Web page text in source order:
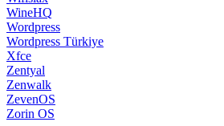
WineHQ
Wordpress
Wordpress Türkiye
Xfce
Zentyal
Zenwalk
ZevenOS
Zorin OS